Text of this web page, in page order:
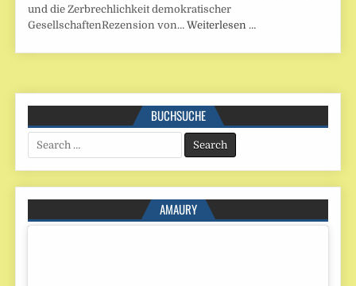
und die Zerbrechlichkeit demokratischer
GesellschaftenRezension von…Weiterlesen …
BUCHSUCHE
Search
for:
AMAURY